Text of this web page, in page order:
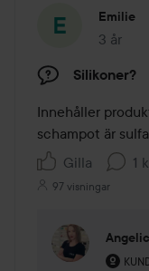
Emilie
3 år
Silikoner?
Innehåller
schampot är
Gilla
1
97 visningar